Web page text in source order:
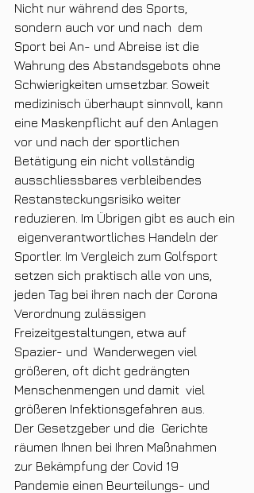
Nicht nur während des Sports,
sondern auch vor und nach  dem
Sport bei An- und Abreise ist die
Wahrung des Abstandsgebots ohne
Schwierigkeiten umsetzbar. Soweit
medizinisch überhaupt sinnvoll, kann
eine Maskenpflicht auf den Anlagen
vor und nach der sportlichen
Betätigung ein nicht vollständig
ausschliessbares verbleibendes
Restansteckungsrisiko weiter
reduzieren. Im Übrigen gibt es auch ein
eigenverantwortliches Handeln der
Sportler. Im Vergleich zum Golfsport
setzen sich praktisch alle von uns,
jeden Tag bei ihren nach der Corona
Verordnung zulässigen
Freizeitgestaltungen, etwa auf
Spazier- und  Wanderwegen viel
größeren, oft dicht gedrängten
Menschenmengen und damit  viel
größeren Infektionsgefahren aus.
Der Gesetzgeber und die  Gerichte
räumen Ihnen bei Ihren Maßnahmen
zur Bekämpfung der Covid 19
Pandemie einen Beurteilungs- und